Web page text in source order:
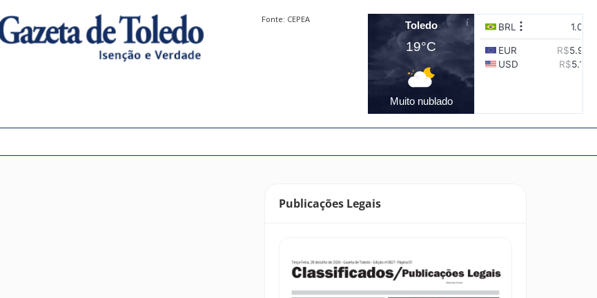
Fonte: CEPEA
Toledo
19°C
Muito nublado
Publicações Legais